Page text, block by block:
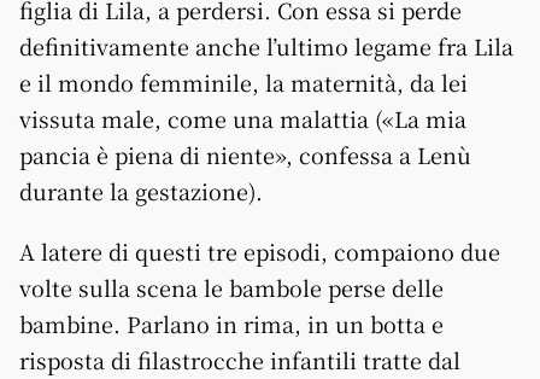
figlia di Lila, a perdersi. Con essa si perde
definitivamente anche l’ultimo legame fra Lila
e il mondo femminile, la maternità, da lei
vissuta male, come una malattia («La mia
pancia è piena di niente», confessa a Lenù
durante la gestazione).
A latere di questi tre episodi, compaiono due
volte sulla scena le bambole perse delle
bambine. Parlano in rima, in un botta e
risposta di filastrocche infantili tratte dal